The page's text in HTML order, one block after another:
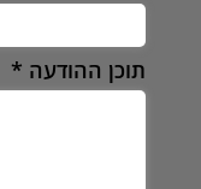
תוכן ההודעה